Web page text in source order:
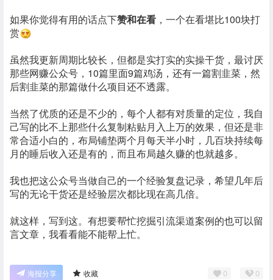
如果你觉得有用的话点下赞和在看 ，一个在看堪比100块打
赏
虽然我更新周期比较长，但都是实打实的实操干货，最讨厌
那些网赚公众号，10篇里面9篇鸡汤，还有一篇割韭菜，然
后割韭菜的那篇做什么项目还不透露。
当然了优质的还是不少的，每个人都有对质量的定位，我自
己写的比不上那些什么复制粘贴月入上万的效果，但还是非
常合适小白的，布局铺垫两个月每天半小时，几百块持续每
月的睡后收入还是有的，而且布局越久赚的也就越多。
我也把这公众号当做自己的一个经验复盘记录，希望几年后
写的无论干货还是经验层次都比现在高几倍。
就这样，写到这。有想要帮忙挖掘引流渠道案例的也可以留
言文章，我看看能不能帮上忙。
海报分享 收藏 0 0